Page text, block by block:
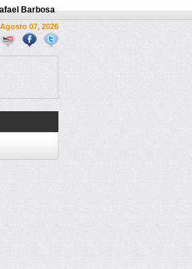
Barbosa
Agosto 07, 2026